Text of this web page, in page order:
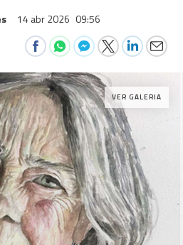
14 abr 2026 09:56
VER GALERIA